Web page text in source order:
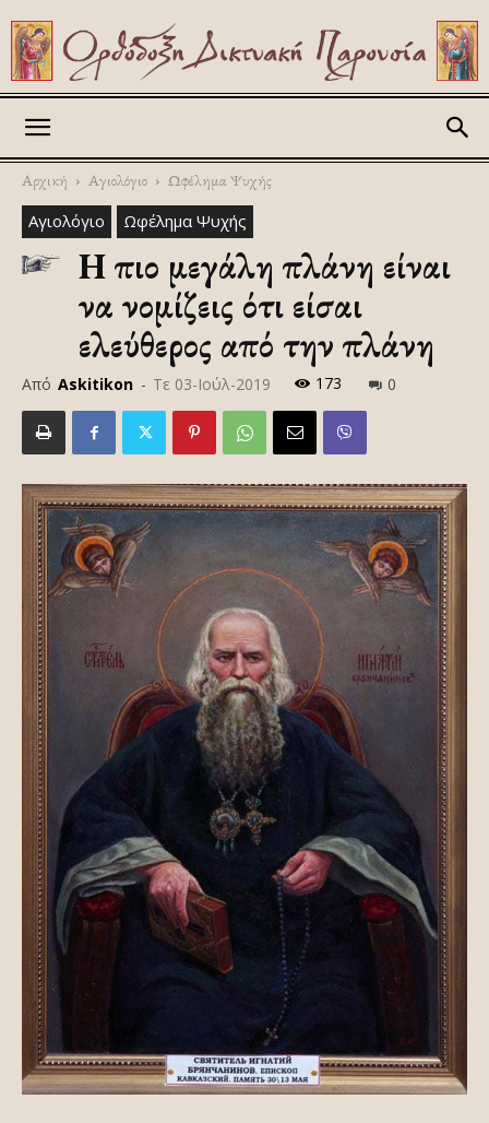
Αρχική Αγιολόγιο Ωφέλημα Ψυχής
Αγιολόγιο Ωφέλημα Ψυχής
Η πιο μεγάλη πλάνη είναι
να νομίζεις ότι είσαι
ελεύθερος από την πλάνη
Από Askitikon - Τε 03-Ιούλ-2019 173 0